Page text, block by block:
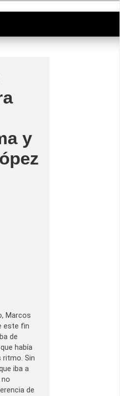
GP
y
Marcos
este fin
de
había
ritmo. Sin
iba a
no
de